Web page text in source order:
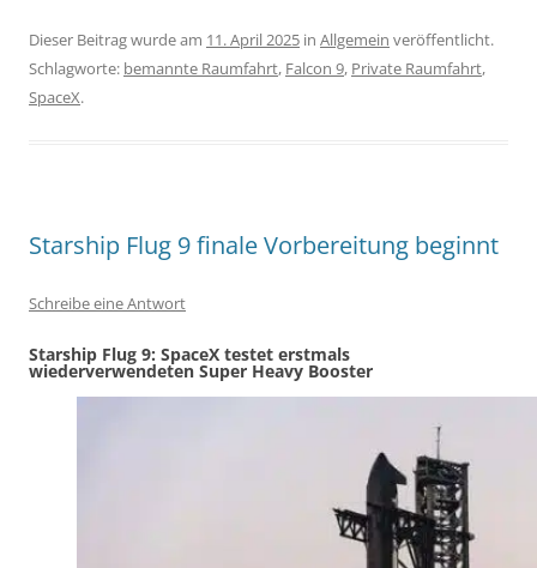
Dieser Beitrag wurde am 11. April 2025 in Allgemein veröffentlicht.
Schlagworte: bemannte Raumfahrt, Falcon 9, Private Raumfahrt,
SpaceX.
Starship Flug 9 finale Vorbereitung beginnt
Schreibe eine Antwort
Starship Flug 9: SpaceX testet erstmals
wiederverwendeten Super Heavy Booster